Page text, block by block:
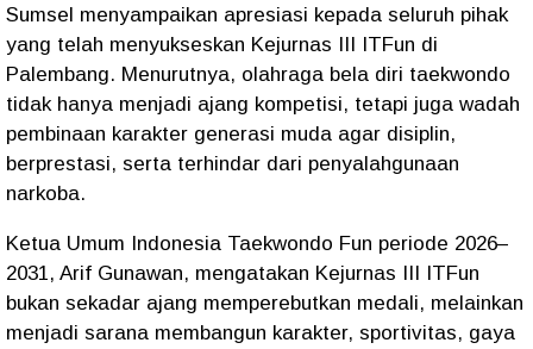
Sumsel menyampaikan apresiasi kepada seluruh pihak
yang telah menyukseskan Kejurnas III ITFun di
Palembang. Menurutnya, olahraga bela diri taekwondo
tidak hanya menjadi ajang kompetisi, tetapi juga wadah
pembinaan karakter generasi muda agar disiplin,
berprestasi, serta terhindar dari penyalahgunaan
narkoba.
Ketua Umum Indonesia Taekwondo Fun periode 2026–
2031, Arif Gunawan, mengatakan Kejurnas III ITFun
bukan sekadar ajang memperebutkan medali, melainkan
menjadi sarana membangun karakter, sportivitas, gaya